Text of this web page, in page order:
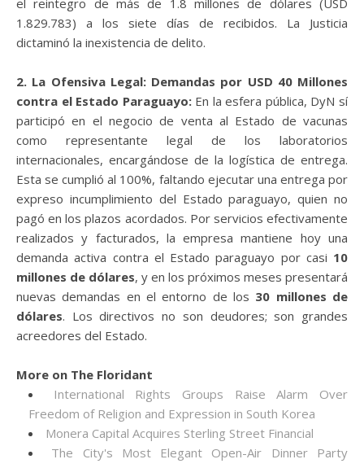
el reintegro de más de 1.8 millones de dólares (USD
1.829.783) a los siete días de recibidos. La Justicia
dictaminó la inexistencia de delito.
2. La Ofensiva Legal: Demandas por USD 40 Millones
contra el Estado Paraguayo:En la esfera pública, DyN sí
participó en el negocio de venta al Estado de vacunas
como representante legal de los laboratorios
internacionales, encargándose de la logística de entrega.
Esta se cumplió al 100%, faltando ejecutar una entrega por
expreso incumplimiento del Estado paraguayo, quien no
pagó en los plazos acordados. Por servicios efectivamente
realizados y facturados, la empresa mantiene hoy una
demanda activa contra el Estado paraguayo por casi 10
millones de dólares, y en los próximos meses presentará
nuevas demandas en el entorno de los 30 millones de
dólares. Los directivos no son deudores; son grandes
acreedores del Estado.
More on The Floridant
International Rights Groups Raise Alarm Over
Freedom of Religion and Expression in South Korea
Monera Capital Acquires Sterling Street Financial
The City's Most Elegant Open-Air Dinner Party